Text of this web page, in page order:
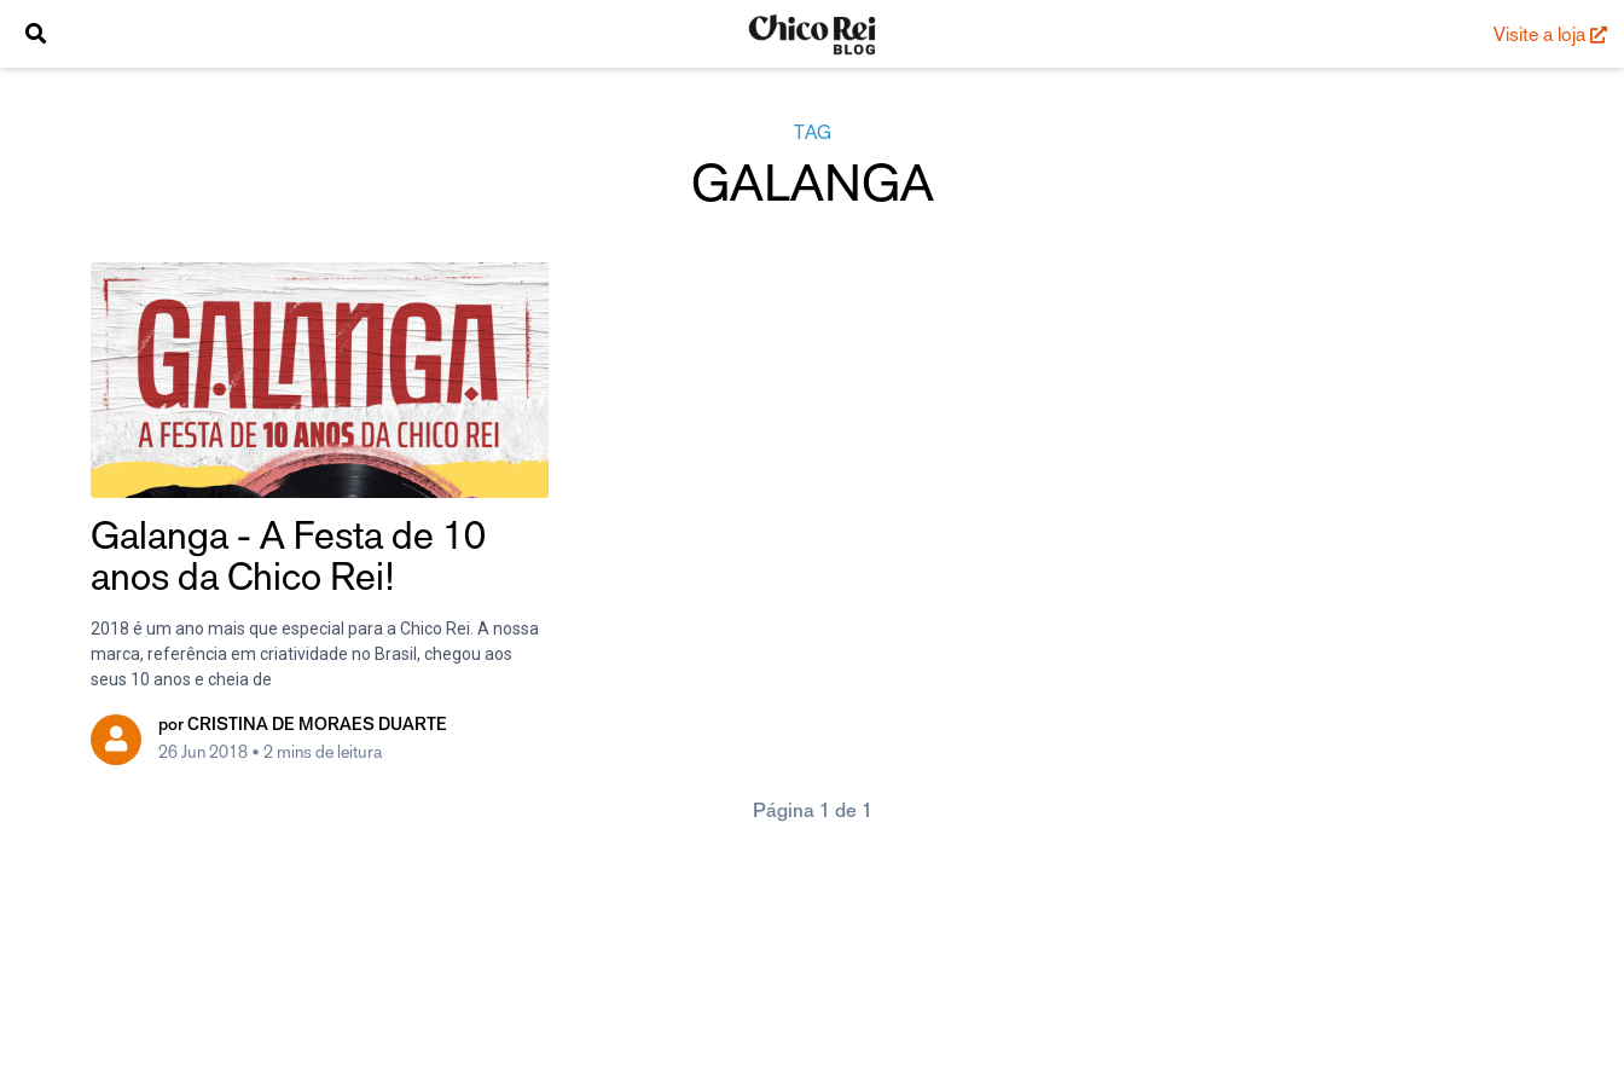
Visite a loja
TAG
GALANGA
Galanga - A Festa de 10
anos da Chico Rei!
2018 é um ano mais que especial para a Chico Rei. A nossa
marca, referência em criatividade no Brasil, chegou aos
seus 10 anos e cheia de
por CRISTINA DE MORAES DUARTE
26 Jun 2018 • 2 mins de leitura
Página 1 de 1